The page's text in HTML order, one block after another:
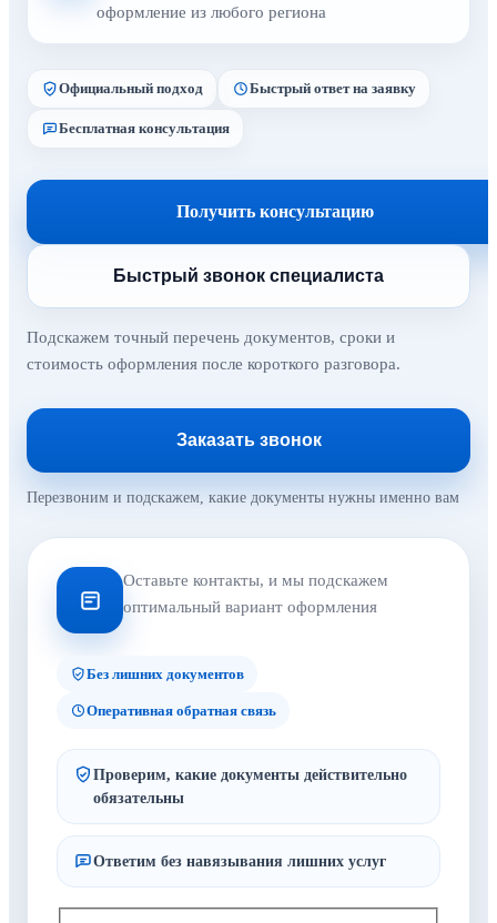
оформление из любого региона
Официальный подход Быстрый ответ на заявку
Бесплатная консультация
Получить консультацию
Быстрый звонок специалиста
Подскажем точный перечень документов, сроки и
стоимость оформления после короткого разговора.
Заказать звонок
Перезвоним и подскажем, какие документы нужны именно вам
Оставьте контакты, и мы подскажем
оптимальный вариант оформления
Без лишних документов
Оперативная обратная связь
Проверим, какие документы действительно
обязательны
Ответим без навязывания лишних услуг